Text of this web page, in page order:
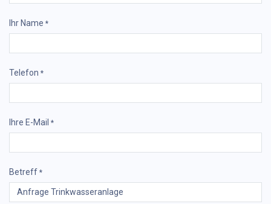
Ihr Name *
Telefon *
Ihre E-Mail *
Betreff *